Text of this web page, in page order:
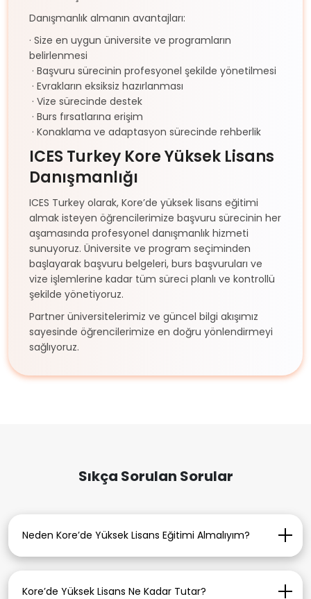
Danışmanlık almanın avantajları:
· Size en uygun üniversite ve programların
belirlenmesi
· Başvuru sürecinin profesyonel şekilde yönetilmesi
· Evrakların eksiksiz hazırlanması
· Vize sürecinde destek
· Burs fırsatlarına erişim
· Konaklama ve adaptasyon sürecinde rehberlik
ICES Turkey Kore Yüksek Lisans
Danışmanlığı
ICES Turkey olarak, Kore’de yüksek lisans eğitimi
almak isteyen öğrencilerimize başvuru sürecinin her
aşamasında profesyonel danışmanlık hizmeti
sunuyoruz. Üniversite ve program seçiminden
başlayarak başvuru belgeleri, burs başvuruları ve
vize işlemlerine kadar tüm süreci planlı ve kontrollü
şekilde yönetiyoruz.
Partner üniversitelerimiz ve güncel bilgi akışımız
sayesinde öğrencilerimize en doğru yönlendirmeyi
sağlıyoruz.
Sıkça Sorulan Sorular
Neden Kore’de Yüksek Lisans Eğitimi Almalıyım?
Kore, dünya sıralamalarında yer alan
üniversiteleri, güçlü araştırma altyapısı ve burs
Kore’de Yüksek Lisans Ne Kadar Tutar?